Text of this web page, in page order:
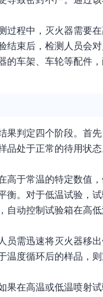
过程中，灭火器需要
束后，检测人员会对
的车架、车轮等配件
果判定四个阶段。首
品处于正常的待用状
高于常温的特定数值
衡。对于低温试验，
自动控制试验箱在高
员需迅速将灭火器移
度循环后的样品，则
果在高温或低温喷射